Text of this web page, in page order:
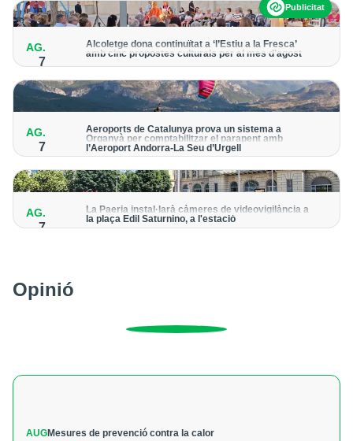
Publicitat
AG.
7
Alcoletge dona continuïtat a ‘l’Estiu a la Fresca’
amb cinc propostes culturals per al mes d’agost
Un dels grans protagonistes de la programació serà
AG.
7
Aeroports de Catalunya prova un sistema a
Organyà per comptabilitzar el parapent amb
l’Aeroport Andorra-La Seu d’Urgell
mòbil per donar pas als avions amb vols instrumentals
AG.
7
La Paeria instal·larà càmeres de videovigilància a
la plaça Edil Saturnino, a l'estació
Opinió
AUGMesures de prevenció contra la calor